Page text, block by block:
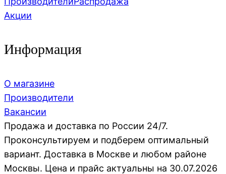
Акции
Информация
О магазине
Производители
Вакансии
Продажа и доставка по России 24/7.
Проконсультируем и подберем оптимальный
вариант. Доставка в Москве и любом районе
Москвы. Цена и прайс актуальны на 30.07.2026